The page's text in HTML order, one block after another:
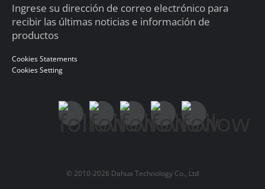
Ingrese su dirección de correo electrónico para
recibir las últimas noticias e información de
productos
Cookies Statements
Cookies Setting
© 2010-2026 Dahua Technology Co., Ltd